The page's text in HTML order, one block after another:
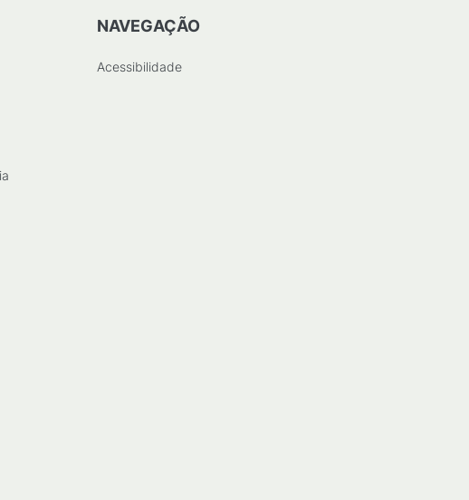
NAVEGAÇÃO
Acessibilidade